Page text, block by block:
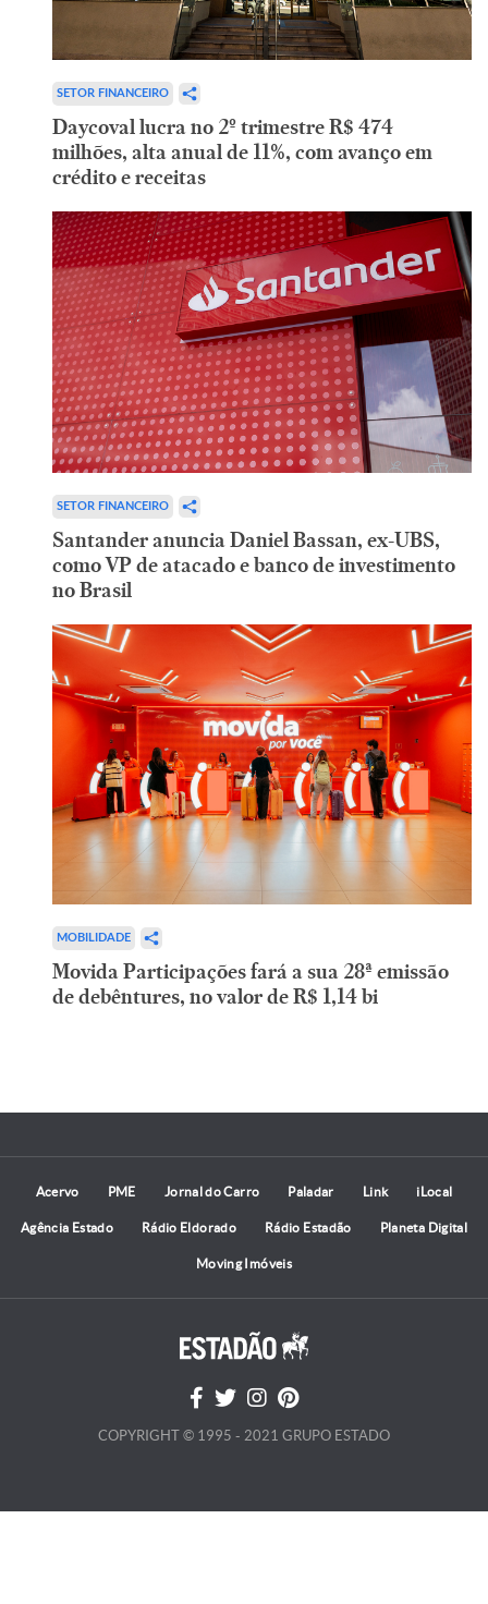
SETOR FINANCEIRO
Daycoval lucra no 2º trimestre R$ 474
milhões, alta anual de 11%, com avanço em
crédito e receitas
SETOR FINANCEIRO
Santander anuncia Daniel Bassan, ex-UBS,
como VP de atacado e banco de investimento
no Brasil
MOBILIDADE
Movida Participações fará a sua 28ª emissão
de debêntures, no valor de R$ 1,14 bi
Acervo PME Jornal do Carro Paladar Link iLocal
Agência Estado Rádio Eldorado Rádio Estadão Planeta Digital
Moving Imóveis
COPYRIGHT © 1995 - 2021 GRUPO ESTADO